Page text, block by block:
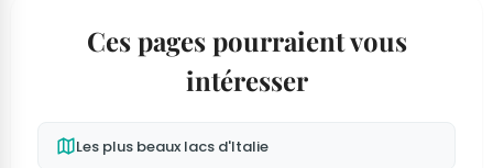
Ces pages pourraient vous
intéresser
Les plus beaux lacs d'Italie